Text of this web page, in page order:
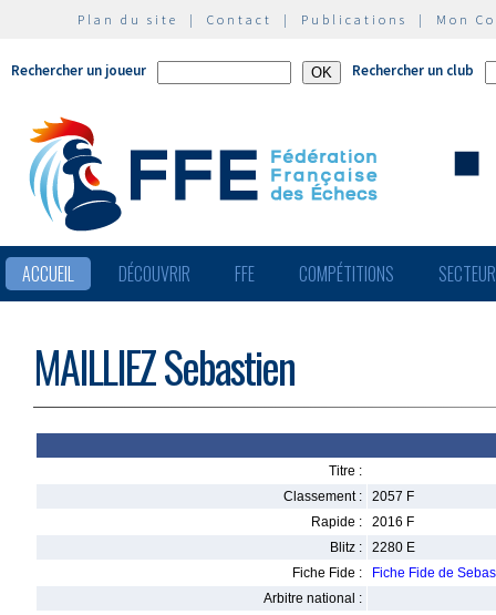
Plan du site | Contact | Publications | Mon
Rechercher un joueur Rechercher un club
ACCUEIL DÉCOUVRIR FFE COMPÉTITIONS
MAILLIEZ Sebastien
Titre :
Classement :
2057 F
Rapide :
2016 F
Blitz :
2280 E
Fiche Fide :
Fiche Fide de
Arbitre national :